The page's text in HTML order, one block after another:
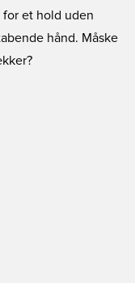
for et hold uden
hånd. Måske